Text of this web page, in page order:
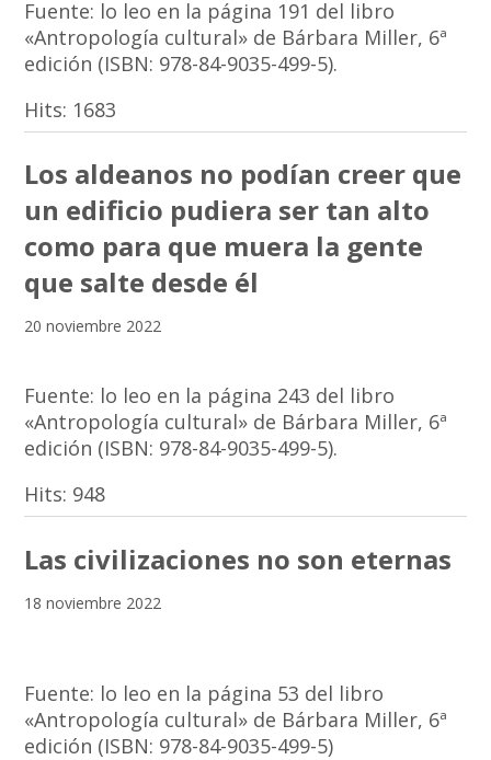
Fuente: lo leo en la página 191 del libro
«Antropología cultural» de Bárbara Miller, 6ª
edición (ISBN: 978-84-9035-499-5).
Hits: 1683
Los aldeanos no podían creer que
un edificio pudiera ser tan alto
como para que muera la gente
que salte desde él
20 noviembre 2022
Fuente: lo leo en la página 243 del libro
«Antropología cultural» de Bárbara Miller, 6ª
edición (ISBN: 978-84-9035-499-5).
Hits: 948
Las civilizaciones no son eternas
18 noviembre 2022
Fuente: lo leo en la página 53 del libro
«Antropología cultural» de Bárbara Miller, 6ª
edición (ISBN: 978-84-9035-499-5)